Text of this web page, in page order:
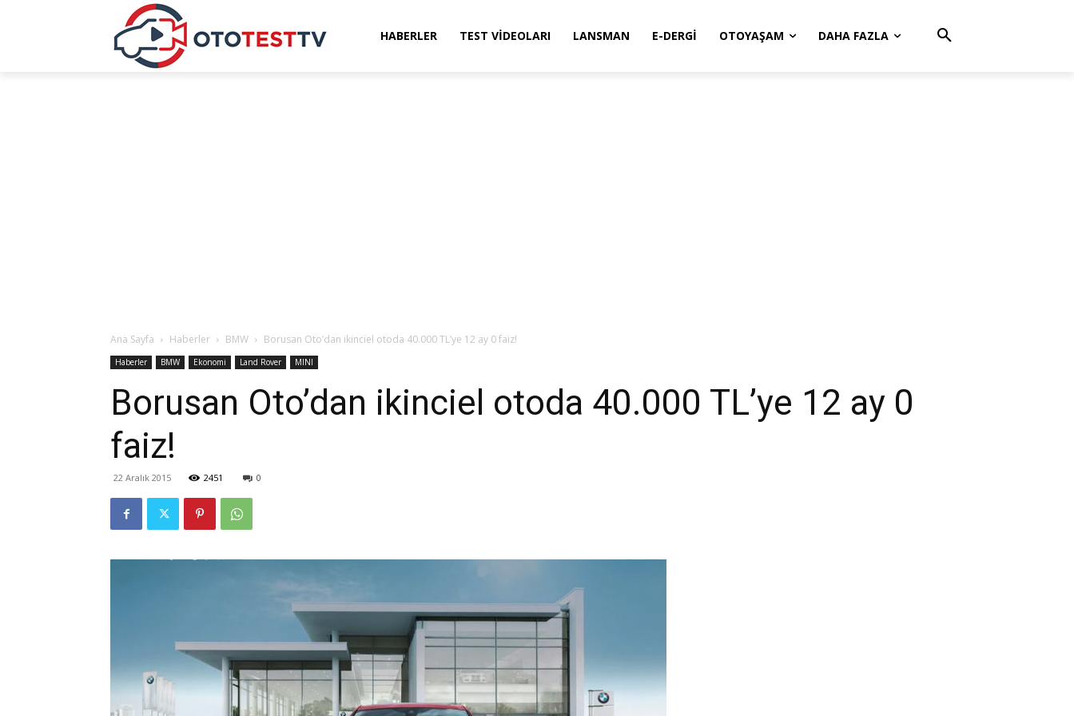
HABERLER TEST VIDEOLARI LANSMAN E-DERGI OTOYAŞAM DAHA FAZLA
Ana Sayfa Haberler BMW Borusan Oto’dan ikinciel otoda 40.000 TL’ye 12 ay 0 faiz!
Haberler BMW Ekonomi Land Rover MINI
Borusan Oto’dan ikinciel otoda 40.000 TL’ye 12 ay 0
faiz!
22 Aralık 2015 2451 0